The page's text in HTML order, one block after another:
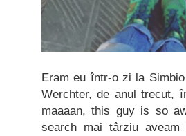
Eram eu într-o zi la
Werchter, de anul trecut,
maaaan, this guy is so
search mai târziu